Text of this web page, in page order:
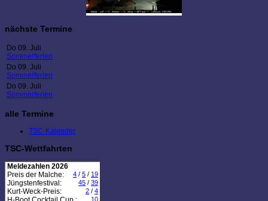
nächste Termine
Do 09. Juli
Sommerferien
Do 09. Juli
Sommerferien
Do 09. Juli
Sommerferien
alle Termine
TSC-Kalender
TSC-Wettfahrten
Meldezahlen 2026
Preis der Malche:
4 / 5 / 19
Jüngstenfestival: 45 / 39
Kurt-Weck-Preis: 2 / 4
10